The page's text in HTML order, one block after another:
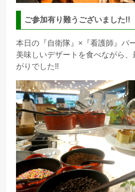
ご参加有り難うございました!!
本日の『自衛隊』×『看護師』パ
美味しいデザートを食べながら
がりでした!!